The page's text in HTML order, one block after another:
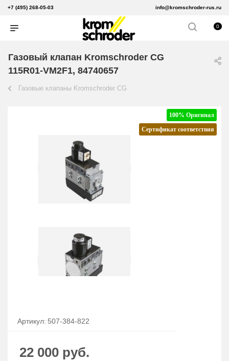
+7 (495) 268-05-03 info@kromschroder-rus.ru
0
Газовый клапан Kromschroder CG
115R01-VM2F1, 84740657
Газовые клапаны Kromschroder CG
100% Оригинал
Сертификат соответствия
Артикул: 507-384-822
22 000 руб.